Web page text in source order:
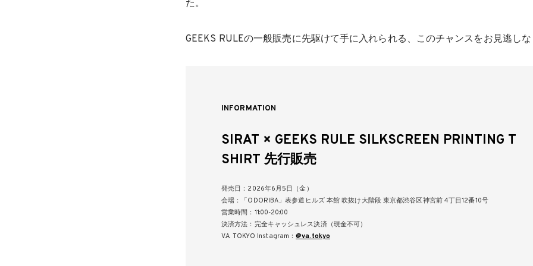
た。
GEEKS RULEの一般販売に先駆けて手に入れられる、このチャンスをお見逃し
INFORMATION
SIRAT × GEEKS RULE SILKSCREEN PRINTING T
SHIRT 先行販売
発売日：2026年6月5日（金）
会場：「ODORIBA」表参道ヒルズ 本館 吹抜け大階段 東京都渋谷区神宮前 4丁目12番10号
営業時間：11:00-20:00
決済方法：完全キャッシュレス決済（現金不可）
V.A. TOKYO Instagram：@va.tokyo